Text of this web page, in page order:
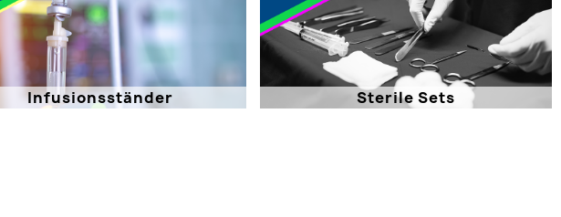
Infusionsständer Sterile Sets